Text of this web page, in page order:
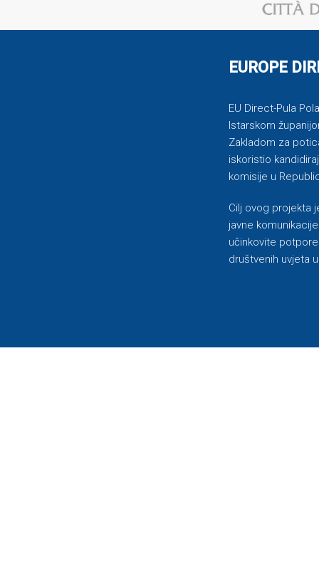
EUROPE
EU Direct-Pula
Istarskom
Zakladom za
iskoristio
komisije u
Cilj ovog projekta
javne
učinkovite
društvenih uvjeta